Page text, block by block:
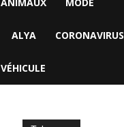
ALYA CORONAVIRUS
VÉHICULE